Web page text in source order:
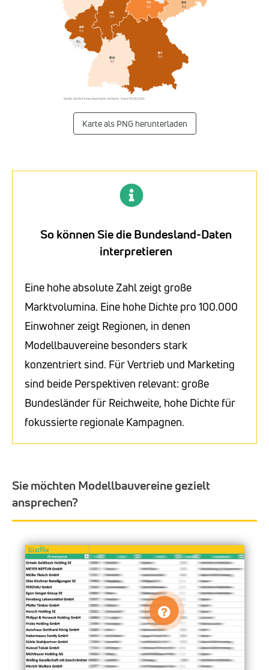
BW
0,1
BY
0,4
HE
0,4
RP
0,4
SL
–
SN
0,2
TH
0,2
Quelle: Listflix-Firmendatenbank · listflix.de · Stand 05.08.2026
Karte als PNG herunterladen
So können Sie die Bundesland-Daten
interpretieren
Eine hohe absolute Zahl zeigt große
Marktvolumina. Eine hohe Dichte pro 100.000
Einwohner zeigt Regionen, in denen
Modellbauvereine besonders stark
konzentriert sind. Für Vertrieb und Marketing
sind beide Perspektiven relevant: große
Bundesländer für Reichweite, hohe Dichte für
fokussierte regionale Kampagnen.
Sie möchten Modellbauvereine gezielt
ansprechen?